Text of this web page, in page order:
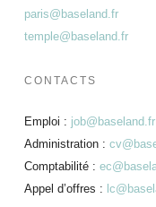
paris@baseland.fr
temple@baseland.fr
CONTACTS
Emploi : job@baseland.fr
Administration :
Comptabilité :
Appel d’offres :